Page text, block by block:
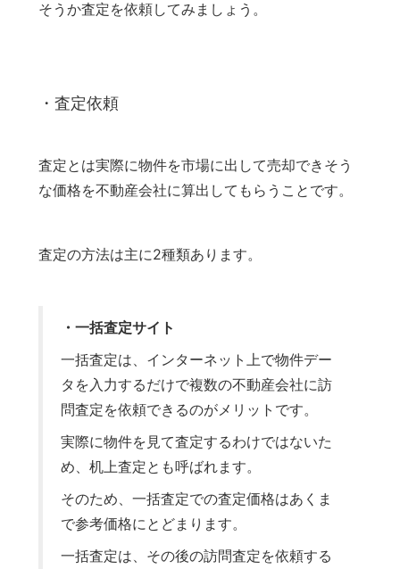
そうか査定を依頼してみましょう。
・査定依頼
査定とは実際に物件を市場に出して売却できそう
な価格を不動産会社に算出してもらうことです。
査定の方法は主に2種類あります。
・一括査定サイト
一括査定は、インターネット上で物件デー
タを入力するだけで複数の不動産会社に訪
問査定を依頼できるのがメリットです。
実際に物件を見て査定するわけではないた
め、机上査定とも呼ばれます。
そのため、一括査定での査定価格はあくま
で参考価格にとどまります。
一括査定は、その後の訪問査定を依頼する